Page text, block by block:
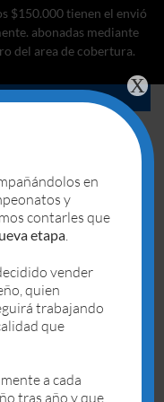
$150.000 tienen el envió
abonadas mediante
del area de cobertura.
en
y
contarles que
etapa
vender
quien
trabajando
que
a cada
tras año y que
X